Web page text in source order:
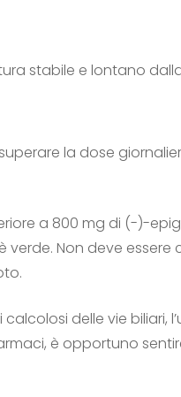
stabile e lontano
la dose
a 800 mg di (-)-
Non deve
delle vie
è opportuno